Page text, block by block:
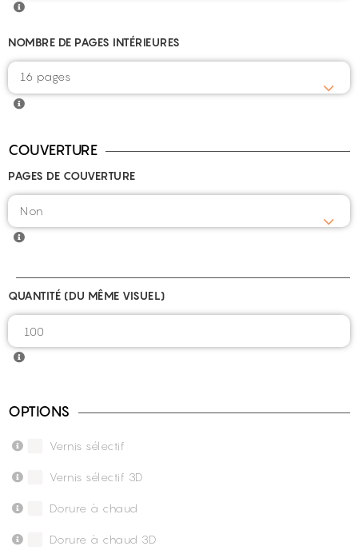
NOMBRE DE PAGES INTÉRIEURES
16 pages
COUVERTURE
PAGES DE COUVERTURE
QUANTITÉ (DU MÊME VISUEL)
OPTIONS
Vernis sélectif
Vernis sélectif 3D
Dorure à chaud
Dorure à chaud 3D